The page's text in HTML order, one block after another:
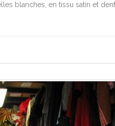
blanches, en tissu satin et